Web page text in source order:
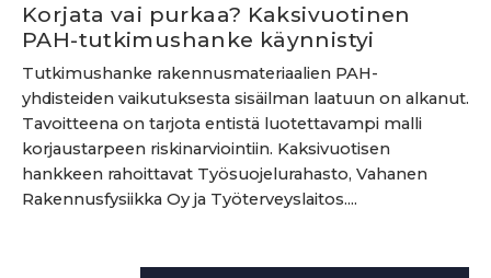
Korjata vai purkaa? Kaksivuotinen
PAH-tutkimushanke käynnistyi
Tutkimushanke rakennusmateriaalien PAH-
yhdisteiden vaikutuksesta sisäilman laatuun on alkanut.
Tavoitteena on tarjota entistä luotettavampi malli
korjaustarpeen riskinarviointiin. Kaksivuotisen
hankkeen rahoittavat Työsuojelurahasto, Vahanen
Rakennusfysiikka Oy ja Työterveyslaitos....